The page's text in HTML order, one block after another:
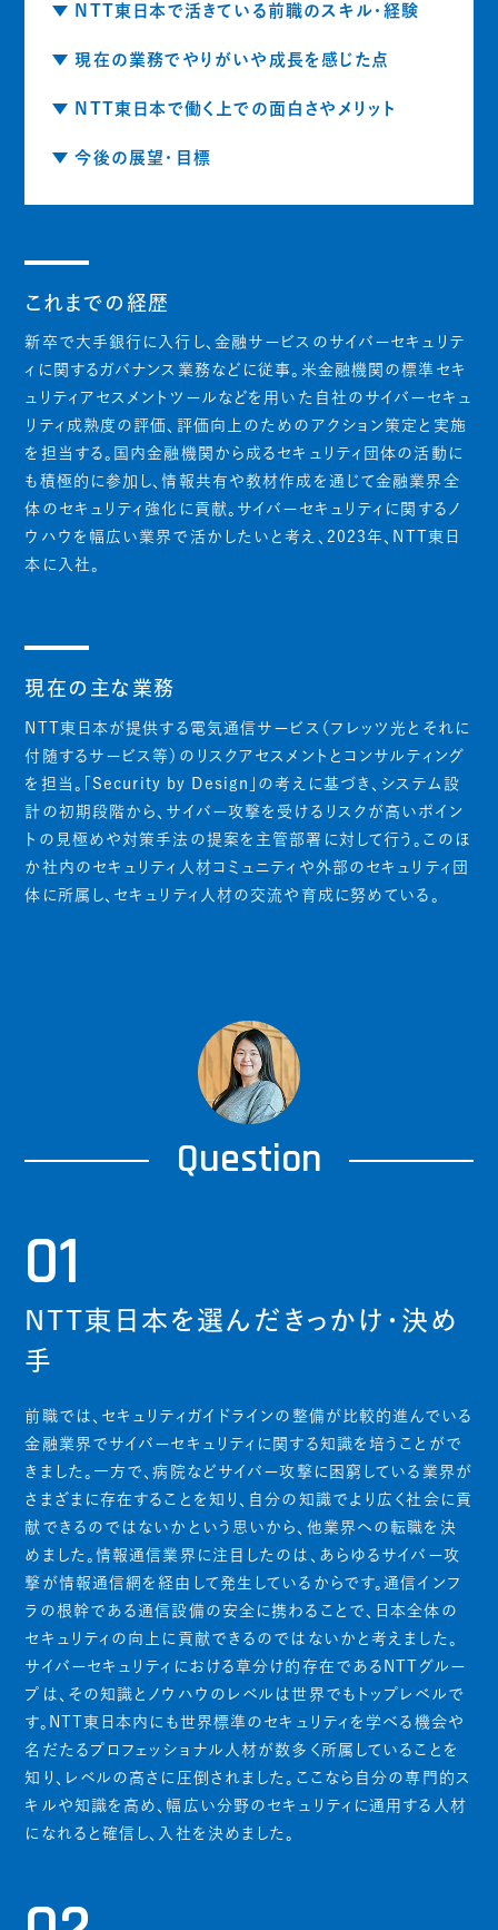
NTT東日本で活きている前職のスキル・経験
現在の業務でやりがいや成長を感じた点
NTT東日本で働く上での面白さやメリット
今後の展望・目標
これまでの経歴
新卒で大手銀行に入行し、金融サービスのサイバーセキュリテ
ィに関するガバナンス業務などに従事。米金融機関の標準セキ
ュリティアセスメントツールなどを用いた自社のサイバーセキュ
リティ成熟度の評価、評価向上のためのアクション策定と実施
を担当する。国内金融機関から成るセキュリティ団体の活動に
も積極的に参加し、情報共有や教材作成を通じて金融業界全
体のセキュリティ強化に貢献。サイバーセキュリティに関するノ
ウハウを幅広い業界で活かしたいと考え、2023年、NTT東日
本に入社。
現在の主な業務
NTT東日本が提供する電気通信サービス（フレッツ光とそれに
付随するサービス等）のリスクアセスメントとコンサルティング
を担当。「Security by Design」の考えに基づき、システム設
計の初期段階から、サイバー攻撃を受けるリスクが高いポイン
トの見極めや対策手法の提案を主管部署に対して行う。このほ
か社内のセキュリティ人材コミュニティや外部のセキュリティ団
体に所属し、セキュリティ人材の交流や育成に努めている。
Question
01
NTT東日本を選んだきっかけ・決め
手
前職では、セキュリティガイドラインの整備が比較的進んでいる
金融業界でサイバーセキュリティに関する知識を培うことがで
きました。一方で、病院などサイバー攻撃に困窮している業界が
さまざまに存在することを知り、自分の知識でより広く社会に貢
献できるのではないかという思いから、他業界への転職を決
めました。情報通信業界に注目したのは、あらゆるサイバー攻
撃が情報通信網を経由して発生しているからです。通信インフ
ラの根幹である通信設備の安全に携わることで、日本全体の
セキュリティの向上に貢献できるのではないかと考えました。
サイバーセキュリティにおける草分け的存在であるNTTグルー
プは、その知識とノウハウのレベルは世界でもトップレベルで
す。NTT東日本内にも世界標準のセキュリティを学べる機会や
名だたるプロフェッショナル人材が数多く所属していることを
知り、レベルの高さに圧倒されました。ここなら自分の専門的ス
キルや知識を高め、幅広い分野のセキュリティに通用する人材
になれると確信し、入社を決めました。